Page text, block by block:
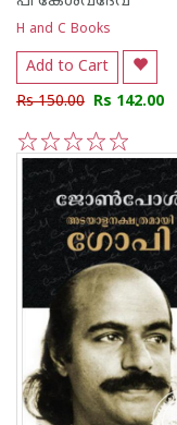
H and C Books
Add to Cart
Rs 150.00 Rs 142.00
5
4
3
2
1